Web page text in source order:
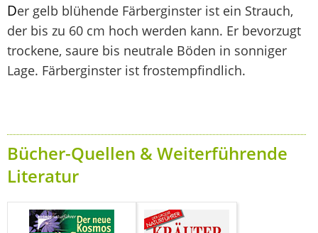
Der gelb blühende Färberginster ist ein Strauch,
der bis zu 60 cm hoch werden kann. Er bevorzugt
trockene, saure bis neutrale Böden in sonniger
Lage. Färberginster ist frostempfindlich.
Bücher-Quellen & Weiterführende
Literatur